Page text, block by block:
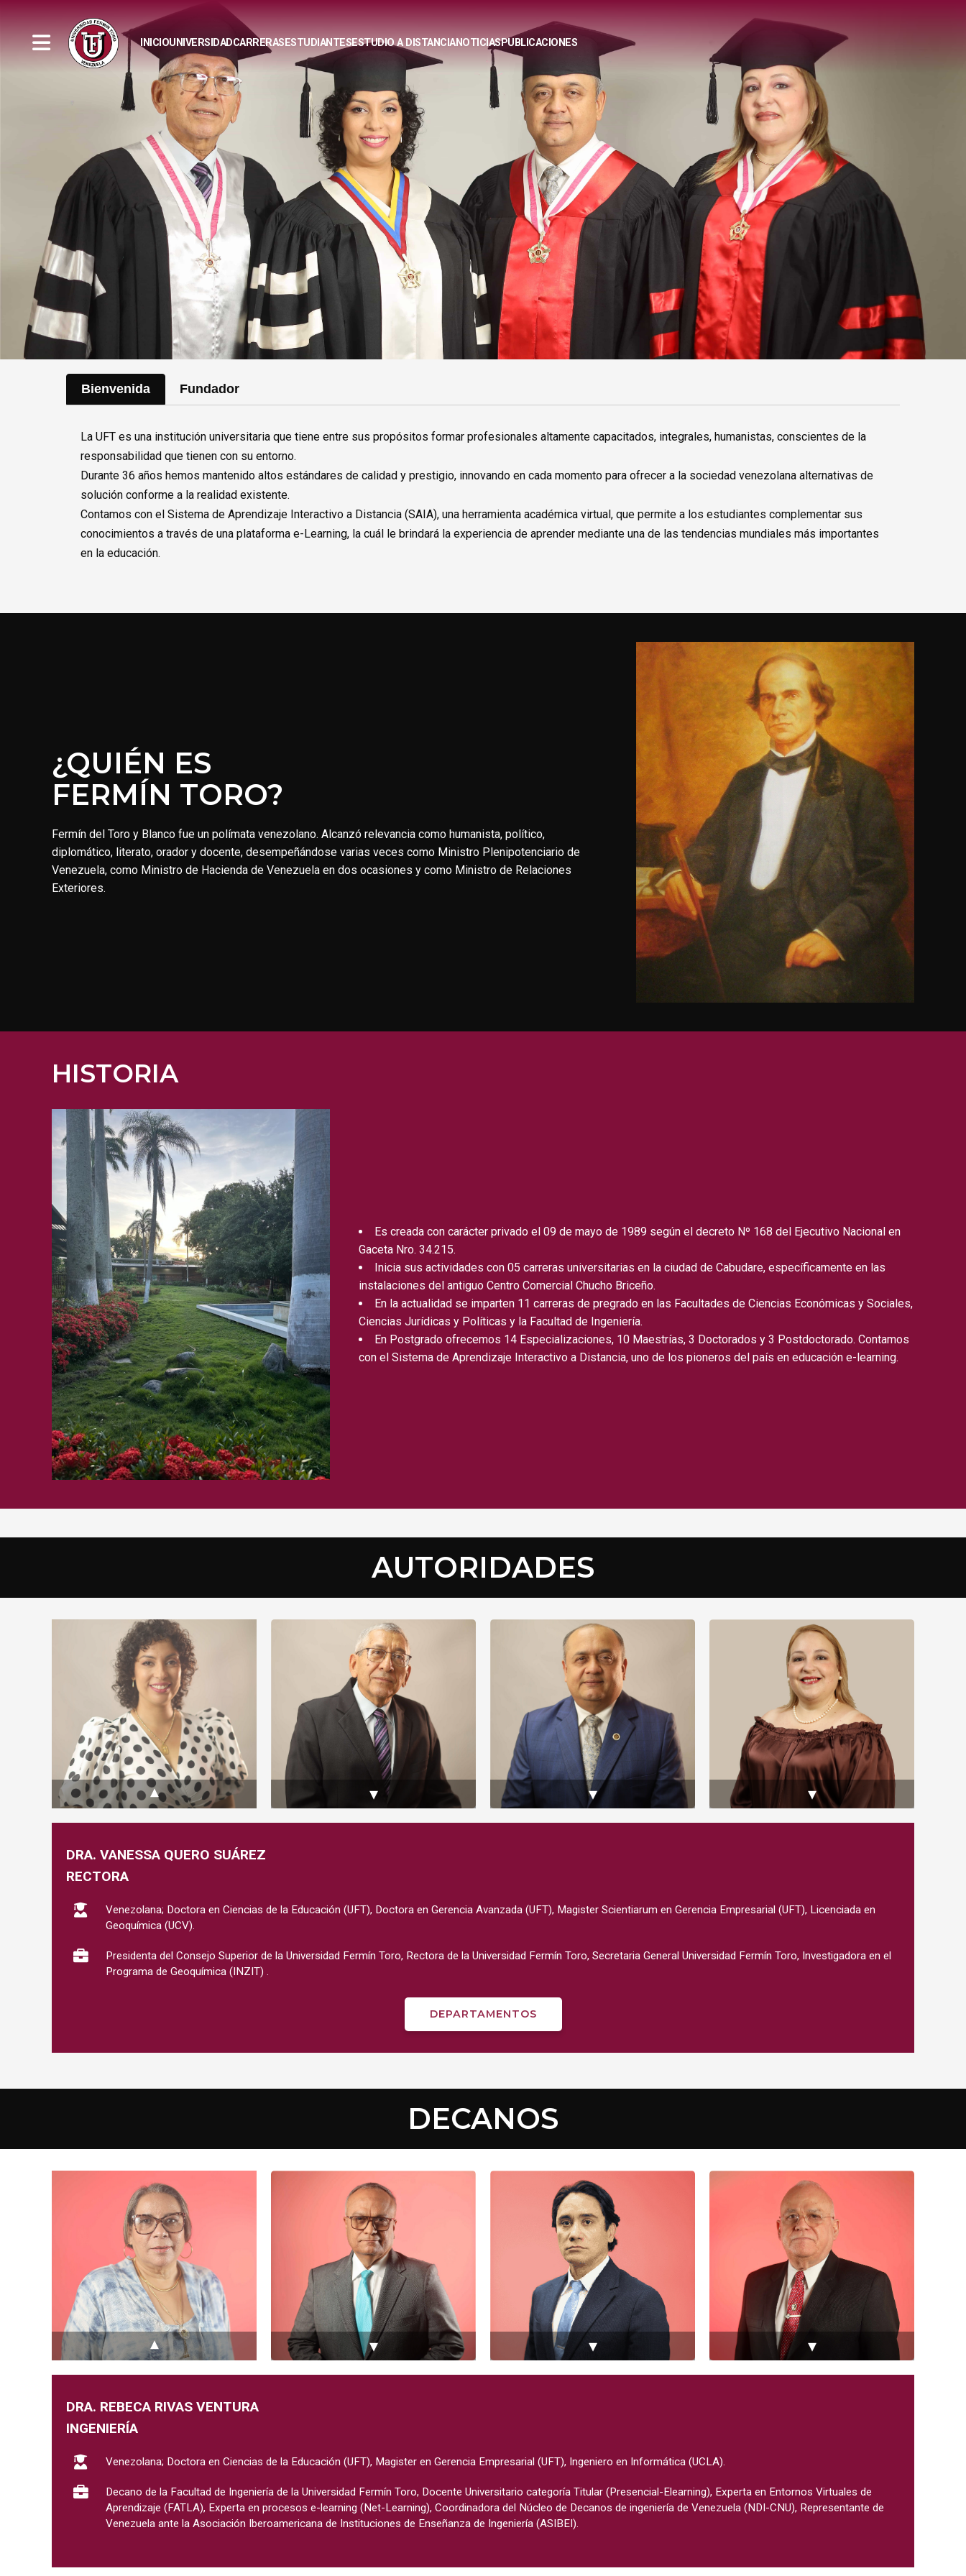
INICIOUNIVERSIDADCARRERAS ESTUDIANTESESTUDIO A DISTANCIANOTICIASPUBLICACIONES
Bienvenida Fundador
La UFT es una institución universitaria que tiene entre sus propósitos formar profesionales altamente capacitados, integrales, humanistas, conscientes de la
responsabilidad que tienen con su entorno.
Durante 36 años hemos mantenido altos estándares de calidad y prestigio, innovando en cada momento para ofrecer a la sociedad venezolana alternativas de
solución conforme a la realidad existente.
Contamos con el Sistema de Aprendizaje Interactivo a Distancia (SAIA), una herramienta académica virtual, que permite a los estudiantes complementar sus
conocimientos a través de una plataforma e-Learning, la cuál le brindará la experiencia de aprender mediante una de las tendencias mundiales más importantes
en la educación.
¿QUIÉN ES
FERMÍN TORO?
Fermín del Toro y Blanco fue un polímata venezolano. Alcanzó relevancia como humanista, político,
diplomático, literato, orador y docente, desempeñándose varias veces como Ministro Plenipotenciario de
Venezuela, como Ministro de Hacienda de Venezuela en dos ocasiones y como Ministro de Relaciones
Exteriores.
HISTORIA
Es creada con carácter privado el 09 de mayo de 1989 según el decreto Nº 168 del Ejecutivo Nacional en
Gaceta Nro. 34.215.
Inicia sus actividades con 05 carreras universitarias en la ciudad de Cabudare, específicamente en las
instalaciones del antiguo Centro Comercial Chucho Briceño.
En la actualidad se imparten 11 carreras de pregrado en las Facultades de Ciencias Económicas y Sociales,
Ciencias Jurídicas y Políticas y la Facultad de Ingeniería.
En Postgrado ofrecemos 14 Especializaciones, 10 Maestrías, 3 Doctorados y 3 Postdoctorado. Contamos
con el Sistema de Aprendizaje Interactivo a Distancia, uno de los pioneros del país en educación e-learning.
AUTORIDADES
▾ ▾ ▾ ▾
DRA. VANESSA QUERO SUÁREZ
RECTORA
Venezolana; Doctora en Ciencias de la Educación (UFT), Doctora en Gerencia Avanzada (UFT), Magister Scientiarum en Gerencia Empresarial (UFT), Licenciada en
Geoquímica (UCV).
Presidenta del Consejo Superior de la Universidad Fermín Toro, Rectora de la Universidad Fermín Toro, Secretaria General Universidad Fermín Toro, Investigadora en el
Programa de Geoquímica (INZIT) .
DEPARTAMENTOS
DECANOS
▾ ▾ ▾ ▾
DRA. REBECA RIVAS VENTURA
INGENIERÍA
Venezolana; Doctora en Ciencias de la Educación (UFT), Magister en Gerencia Empresarial (UFT), Ingeniero en Informática (UCLA).
Decano de la Facultad de Ingeniería de la Universidad Fermín Toro, Docente Universitario categoría Titular (Presencial-Elearning), Experta en Entornos Virtuales de
Aprendizaje (FATLA), Experta en procesos e-learning (Net-Learning), Coordinadora del Núcleo de Decanos de ingeniería de Venezuela (NDI-CNU), Representante de
Venezuela ante la Asociación Iberoamericana de Instituciones de Enseñanza de Ingeniería (ASIBEI).